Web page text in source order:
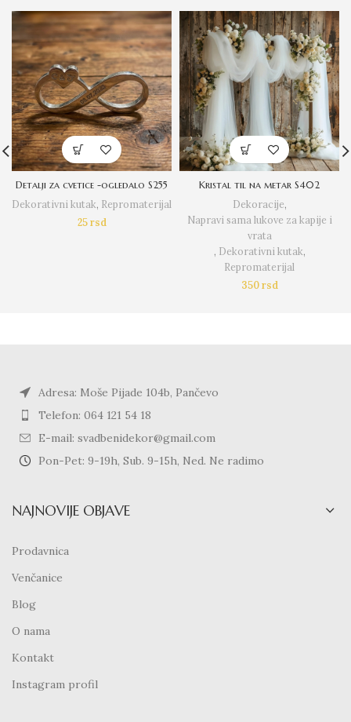
Detalji za cvetice -ogledalo S255
Dekorativni kutak, Repromaterijal
25rsd
Kristal til na metar S402
Dekoracije,
Napravi sama lukove za kapije i
vrata
, Dekorativni kutak,
Repromaterijal
350rsd
Adresa: Moše Pijade 104b, Pančevo
Telefon: 064 121 54 18
E-mail: svadbenidekor@gmail.com
Pon-Pet: 9-19h, Sub. 9-15h, Ned. Ne radimo
NAJNOVIJE OBJAVE
Prodavnica
Venčanice
Blog
O nama
Kontakt
Instagram profil